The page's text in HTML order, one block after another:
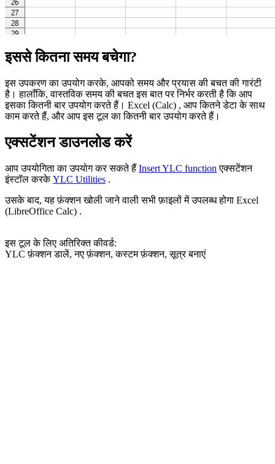
इससे कितना समय बचेगा?
इस उपकरण का उपयोग करके, आपको समय और प्रयास की बचत की गारंटी
है। हालाँकि, वास्तविक समय की बचत इस बात पर निर्भर करती है कि आप
इसका कितनी बार उपयोग करते हैं। Excel (Calc) , आप कितने डेटा के साथ
काम करते हैं, और आप इस टूल का कितनी बार उपयोग करते हैं।
एक्सटेंशन डाउनलोड करें
आप उपयोगिता का उपयोग कर सकते हैं Insert YLC function एक्सटेंशन
इंस्टॉल करकेYLC Utilities .
उसके बाद, यह फ़ंक्शन खोली जाने वाली सभी फ़ाइलों में उपलब्ध होगा Excel
(LibreOffice Calc) .
इस टूल के लिए अतिरिक्त कीवर्ड:
YLC फ़ंक्शन डालें, नए फ़ंक्शन, कस्टम फ़ंक्शन, सूत्र बनाएं